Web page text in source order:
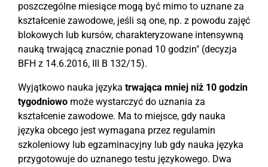
poszczególne miesiące mogą być mimo to uznane za
kształcenie zawodowe, jeśli są one, np. z powodu zajęć
blokowych lub kursów, charakteryzowane intensywną
nauką trwającą znacznie ponad 10 godzin" (decyzja
BFH z 14.6.2016, III B 132/15).
Wyjątkowo nauka języka trwająca mniej niż 10 godzin
tygodniowo może wystarczyć do uznania za
kształcenie zawodowe. Ma to miejsce, gdy nauka
języka obcego jest wymagana przez regulamin
szkoleniowy lub egzaminacyjny lub gdy nauka języka
przygotowuje do uznanego testu językowego. Dwa